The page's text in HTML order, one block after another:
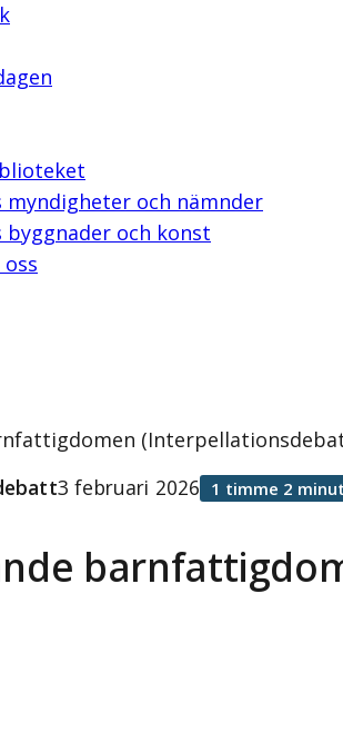
myndigheter och nämnder
byggnader och konst
3 februari 2026 1 timme 2